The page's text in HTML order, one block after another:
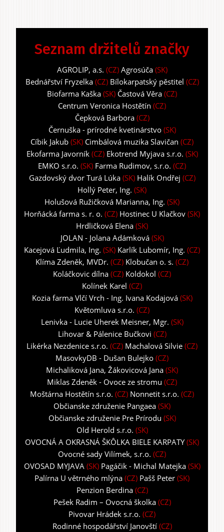
Seznam držitelů značky
AGROLIP, a.s. (CZ) Agrosúča(SK)
Bednářství Fryzelka(CZ) Bílokarpatský pěstitel (CZ)
Biofarma Kaška (SK) Častová Věra (CZ)
Centrum Veronica Hostětín (CZ)
Čepková Barbora(CZ)
Černuška - prírodné kvetinárstvo(SK)
Cíbik Jakub (SK) Cimbálová muzika Slavičan (CZ)
Ekofarma Javorník(CZ) Ekotrend Myjava s.r.o. (SK)
EMKO s.r.o. (SK) Farma Rudimov, s.r.o. (CZ)
Gazdovský dvor Turá Lúka(SK) Halík Ondřej (CZ)
Hollý Peter, Ing. (SK)
Holušová Ružičková Marianna, Ing. (SK)
Horňácká farma s. r. o. (CZ) Hostinec U Klačkov (SK)
Hrdličková Elena (SK)
JOLAN - Jolana Adámková(SK)
Kacejová Ľudmila, Ing. (SK) Karlík Lubomír, Ing. (CZ)
Klíma Zdeněk, MVDr. (CZ) Klobučan o. s. (CZ)
Koláčkovic dílna (CZ) Koldokol (CZ)
Kolínek Karel (CZ)
Kozia farma Vlčí Vrch - Ing. Ivana Kodajová(SK)
Květomluva s.r.o. (CZ)
Lenivka - Lucie Uherek Meisner, Mgr. (SK)
Lihovar & Pálenice Bučkovi (CZ)
Likérka Nezdenice s.r.o. (CZ) Machalová Silvie (CZ)
MasovkyDB - Dušan Bulejko (CZ)
Michaliková Jana, Žákovicová Jana (SK)
Miklas Zdeněk - Ovoce ze stromu (CZ)
Moštárna Hostětín s.r.o. (CZ) Nonnetit s.r.o. (CZ)
Občianske združenie Pangaea (SK)
Občianske združenie Pre Prírodu (SK)
Old Herold s.r.o. (SK)
OVOCNÁ A OKRASNÁ ŠKÔLKA BIELE KARPATY(SK)
Ovocné sady Vilímek, s.r.o. (CZ)
OVOSAD MYJAVA (SK) Pagáčik - Michal Matejka(SK)
Palírna U větrného mlýna (CZ) Pašš Peter (SK)
Penzion Berdina(CZ)
Pešek Radim – Ovocná školka(CZ)
Pivovar Hrádek s.r.o. (CZ)
Rodinné hospodářství Janovští (CZ)